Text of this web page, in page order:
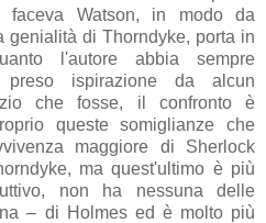
faceva Watson, in modo da
genialità di Thorndyke, porta in
l'autore abbia sempre
ispirazione da alcun
che fosse, il confronto è
queste somiglianze che
maggiore di Sherlock
ma quest'ultimo è più
non ha nessuna delle
– di Holmes ed è molto più